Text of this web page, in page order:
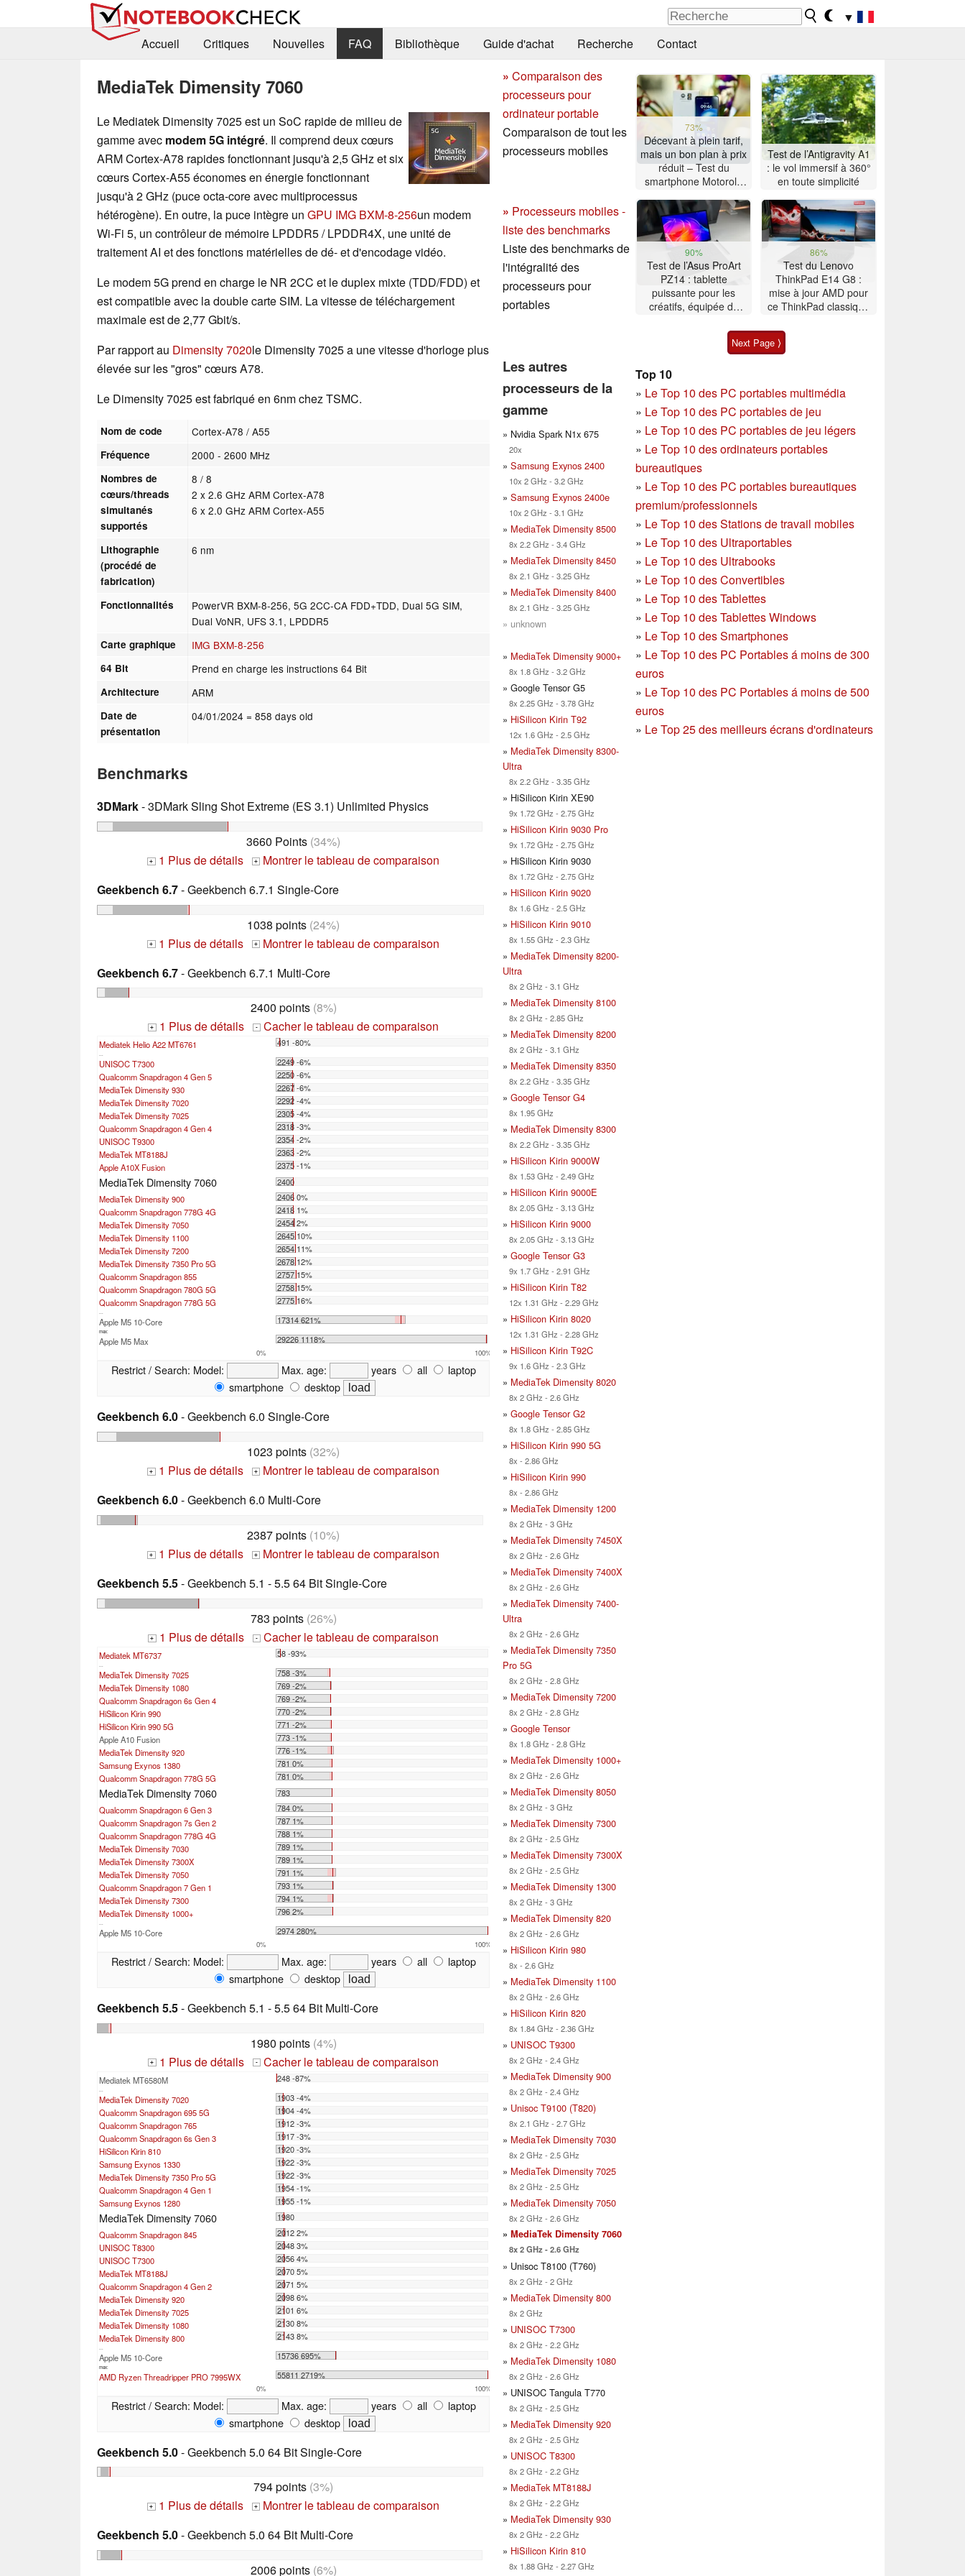
▼
Accueil
Critiques Nouvelles FAQ Bibliothèque Guide d'achat Recherche Contact
MediaTek Dimensity 7060
Le Mediatek Dimensity 7025 est un SoC rapide de milieu de
gamme avec modem 5G intégré. Il comprend deux cœurs
ARM Cortex-A78 rapides fonctionnant jusqu'à 2,5 GHz et six
cœurs Cortex-A55 économes en énergie fonctionnant
jusqu'à 2 GHz (puce octa-core avec multiprocessus
hétérogène). En outre, la puce intègre un GPU IMG BXM-8-256un modem
Wi-Fi 5, un contrôleur de mémoire LPDDR5 / LPDDR4X, une unité de
traitement AI et des fonctions matérielles de dé- et d'encodage vidéo.
Le modem 5G prend en charge le NR 2CC et le duplex mixte (TDD/FDD) et
est compatible avec la double carte SIM. La vitesse de téléchargement
maximale est de 2,77 Gbit/s.
Par rapport au Dimensity 7020le Dimensity 7025 a une vitesse d'horloge plus
élevée sur les "gros" cœurs A78.
Le Dimensity 7025 est fabriqué en 6nm chez TSMC.
Nom de code Cortex-A78 / A55
Fréquence 2000 - 2600 MHz
Nombres de
cœurs/threads
simultanés
supportés
8 / 8
2 x 2.6 GHz ARM Cortex-A78
6 x 2.0 GHz ARM Cortex-A55
Lithographie
(procédé de
fabrication)
6 nm
Fonctionnalités
PowerVR BXM-8-256, 5G 2CC-CA FDD+TDD, Dual 5G SIM,
Dual VoNR, UFS 3.1, LPDDR5
Carte graphique IMG BXM-8-256
64 Bit Prend en charge les instructions 64 Bit
Architecture ARM
Date de
présentation
04/01/2024 = 858 days old
Benchmarks
3DMark- 3DMark Sling Shot Extreme (ES 3.1) Unlimited Physics
3660 Points (34%)
+ 1 Plus de détails +
Montrer le tableau de comparaison
Geekbench 6.7- Geekbench 6.7.1 Single-Core
1038 points (24%)
+ 1 Plus de détails +
Montrer le tableau de comparaison
Geekbench 6.7- Geekbench 6.7.1 Multi-Core
2400 points(8%)
+ 1 Plus de détails - Cacher le tableau de comparaison
Mediatek Helio A22 MT6761 491 -80%
...
UNISOC T7300
2249 -6%
Qualcomm Snapdragon 4 Gen 5
2250 -6%
MediaTek Dimensity 930
2267 -6%
MediaTek Dimensity 7020
2292 -4%
MediaTek Dimensity 7025
2305 -4%
Qualcomm Snapdragon 4 Gen 4
2318 -3%
UNISOC T9300
2354 -2%
MediaTek MT8188J
2363 -2%
Apple A10X Fusion
2375 -1%
MediaTek Dimensity 7060
2400
MediaTek Dimensity 900
2406 0%
Qualcomm Snapdragon 778G 4G
2418 1%
MediaTek Dimensity 7050
2454 2%
MediaTek Dimensity 1100
2645 10%
MediaTek Dimensity 7200
2654 11%
MediaTek Dimensity 7350 Pro 5G
2678 12%
Qualcomm Snapdragon 855
2757 15%
Qualcomm Snapdragon 780G 5G
2758 15%
Qualcomm Snapdragon 778G 5G
2775 16%
...
Apple M5 10-Core 17314 621%
max:
Apple M5 Max 29226 1118%
0% 100%
Restrict / Search: Model: Max. age: years all
laptop
smartphone
desktop
Geekbench 6.0- Geekbench 6.0 Single-Core
1023 points (32%)
+ 1 Plus de détails +
Montrer le tableau de comparaison
Geekbench 6.0- Geekbench 6.0 Multi-Core
2387 points (10%)
+ 1 Plus de détails +
Montrer le tableau de comparaison
Geekbench 5.5- Geekbench 5.1 - 5.5 64 Bit Single-Core
783 points(26%)
+ 1 Plus de détails - Cacher le tableau de comparaison
Mediatek MT6737 58 -93%
MediaTek Dimensity 7025
758 -3%
MediaTek Dimensity 1080
769 -2%
Qualcomm Snapdragon 6s Gen 4
769 -2%
HiSilicon Kirin 990
770 -2%
HiSilicon Kirin 990 5G
771 -2%
Apple A10 Fusion
773 -1%
MediaTek Dimensity 920
776 -1%
Samsung Exynos 1380
781 0%
Qualcomm Snapdragon 778G 5G
781 0%
MediaTek Dimensity 7060
783
Qualcomm Snapdragon 6 Gen 3
784 0%
Qualcomm Snapdragon 7s Gen 2
787 1%
Qualcomm Snapdragon 778G 4G
788 1%
MediaTek Dimensity 7030
789 1%
MediaTek Dimensity 7300X
789 1%
MediaTek Dimensity 7050
791 1%
Qualcomm Snapdragon 7 Gen 1
793 1%
MediaTek Dimensity 7300
794 1%
MediaTek Dimensity 1000+
796 2%
Apple M5 10-Core 2974 280%
0% 100%
Restrict / Search: Model: Max. age: years all
laptop
smartphone
desktop
Geekbench 5.5- Geekbench 5.1 - 5.5 64 Bit Multi-Core
1980 points(4%)
+ 1 Plus de détails - Cacher le tableau de comparaison
Mediatek MT6580M 248 -87%
MediaTek Dimensity 7020
1903 -4%
Qualcomm Snapdragon 695 5G
1904 -4%
Qualcomm Snapdragon 765
1912 -3%
Qualcomm Snapdragon 6s Gen 3
1917 -3%
HiSilicon Kirin 810
1920 -3%
Samsung Exynos 1330
1922 -3%
MediaTek Dimensity 7350 Pro 5G
1922 -3%
Qualcomm Snapdragon 4 Gen 1
1954 -1%
Samsung Exynos 1280
1955 -1%
MediaTek Dimensity 7060
1980
Qualcomm Snapdragon 845
2012 2%
UNISOC T8300
2048 3%
UNISOC T7300
2056 4%
MediaTek MT8188J
2070 5%
Qualcomm Snapdragon 4 Gen 2
2071 5%
MediaTek Dimensity 920
2098 6%
MediaTek Dimensity 7025
2101 6%
MediaTek Dimensity 1080
2130 8%
MediaTek Dimensity 800
2143 8%
Apple M5 10-Core 15736 695%
max:
AMD Ryzen Threadripper PRO 7995WX 55811 2719%
0% 100%
Restrict / Search: Model: Max. age: years all
laptop
smartphone
desktop
Geekbench 5.0- Geekbench 5.0 64 Bit Single-Core
794 points (3%)
+ 1 Plus de détails +
Montrer le tableau de comparaison
Geekbench 5.0- Geekbench 5.0 64 Bit Multi-Core
2006 points(6%)
» Comparaison des
processeurs pour
ordinateur portable
Comparaison de tout les
processeurs mobiles
» Processeurs mobiles -
liste des benchmarks
Liste des benchmarks de
l'intégralité des
processeurs pour
portables
Les autres
processeurs de la
gamme
» Nvidia Spark N1x 675
20x
» Samsung Exynos 2400
10x 2 GHz - 3.2 GHz
» Samsung Exynos 2400e
10x 2 GHz - 3.1 GHz
» MediaTek Dimensity 8500
8x 2.2 GHz - 3.4 GHz
» MediaTek Dimensity 8450
8x 2.1 GHz - 3.25 GHz
» MediaTek Dimensity 8400
8x 2.1 GHz - 3.25 GHz
» unknown
» MediaTek Dimensity 9000+
8x 1.8 GHz - 3.2 GHz
» Google Tensor G5
8x 2.25 GHz - 3.78 GHz
» HiSilicon Kirin T92
12x 1.6 GHz - 2.5 GHz
» MediaTek Dimensity 8300-
Ultra
8x 2.2 GHz - 3.35 GHz
» HiSilicon Kirin XE90
9x 1.72 GHz - 2.75 GHz
» HiSilicon Kirin 9030 Pro
9x 1.72 GHz - 2.75 GHz
» HiSilicon Kirin 9030
8x 1.72 GHz - 2.75 GHz
» HiSilicon Kirin 9020
8x 1.6 GHz - 2.5 GHz
» HiSilicon Kirin 9010
8x 1.55 GHz - 2.3 GHz
» MediaTek Dimensity 8200-
Ultra
8x 2 GHz - 3.1 GHz
» MediaTek Dimensity 8100
8x 2 GHz - 2.85 GHz
» MediaTek Dimensity 8200
8x 2 GHz - 3.1 GHz
» MediaTek Dimensity 8350
8x 2.2 GHz - 3.35 GHz
» Google Tensor G4
8x 1.95 GHz
» MediaTek Dimensity 8300
8x 2.2 GHz - 3.35 GHz
» HiSilicon Kirin 9000W
8x 1.53 GHz - 2.49 GHz
» HiSilicon Kirin 9000E
8x 2.05 GHz - 3.13 GHz
» HiSilicon Kirin 9000
8x 2.05 GHz - 3.13 GHz
» Google Tensor G3
9x 1.7 GHz - 2.91 GHz
» HiSilicon Kirin T82
12x 1.31 GHz - 2.29 GHz
» HiSilicon Kirin 8020
12x 1.31 GHz - 2.28 GHz
» HiSilicon Kirin T92C
9x 1.6 GHz - 2.3 GHz
» MediaTek Dimensity 8020
8x 2 GHz - 2.6 GHz
» Google Tensor G2
8x 1.8 GHz - 2.85 GHz
» HiSilicon Kirin 990 5G
8x - 2.86 GHz
» HiSilicon Kirin 990
8x - 2.86 GHz
» MediaTek Dimensity 1200
8x 2 GHz - 3 GHz
» MediaTek Dimensity 7450X
8x 2 GHz - 2.6 GHz
» MediaTek Dimensity 7400X
8x 2 GHz - 2.6 GHz
» MediaTek Dimensity 7400-
Ultra
8x 2 GHz - 2.6 GHz
» MediaTek Dimensity 7350
Pro 5G
8x 2 GHz - 2.8 GHz
» MediaTek Dimensity 7200
8x 2 GHz - 2.8 GHz
» Google Tensor
8x 1.8 GHz - 2.8 GHz
» MediaTek Dimensity 1000+
8x 2 GHz - 2.6 GHz
» MediaTek Dimensity 8050
8x 2 GHz - 3 GHz
» MediaTek Dimensity 7300
8x 2 GHz - 2.5 GHz
» MediaTek Dimensity 7300X
8x 2 GHz - 2.5 GHz
» MediaTek Dimensity 1300
8x 2 GHz - 3 GHz
» MediaTek Dimensity 820
8x 2 GHz - 2.6 GHz
» HiSilicon Kirin 980
8x - 2.6 GHz
» MediaTek Dimensity 1100
8x 2 GHz - 2.6 GHz
» HiSilicon Kirin 820
8x 1.84 GHz - 2.36 GHz
» UNISOC T9300
8x 2 GHz - 2.4 GHz
» MediaTek Dimensity 900
8x 2 GHz - 2.4 GHz
» Unisoc T9100 (T820)
8x 2.1 GHz - 2.7 GHz
» MediaTek Dimensity 7030
8x 2 GHz - 2.5 GHz
» MediaTek Dimensity 7025
8x 2 GHz - 2.5 GHz
» MediaTek Dimensity 7050
8x 2 GHz - 2.6 GHz
» MediaTek Dimensity 7060
8x 2 GHz - 2.6 GHz
» Unisoc T8100 (T760)
8x 2 GHz - 2 GHz
» MediaTek Dimensity 800
8x 2 GHz
» UNISOC T7300
8x 2 GHz - 2.2 GHz
» MediaTek Dimensity 1080
8x 2 GHz - 2.6 GHz
» UNISOC Tangula T770
8x 2 GHz - 2.5 GHz
» MediaTek Dimensity 920
8x 2 GHz - 2.5 GHz
» UNISOC T8300
8x 2 GHz - 2.2 GHz
» MediaTek MT8188J
8x 2 GHz - 2.2 GHz
» MediaTek Dimensity 930
8x 2 GHz - 2.2 GHz
» HiSilicon Kirin 810
8x 1.88 GHz - 2.27 GHz
73%
Décevant à plein tarif,
mais un bon plan à prix
réduit – Test du
smartphone Motorola
Test de l’Antigravity A1
: le vol immersif à 360°
en toute simplicité
90%
Test de l’Asus ProArt
PZ14 : tablette
puissante pour les
créatifs, équipée du
86%
Test du Lenovo
ThinkPad E14 G8 :
mise à jour AMD pour
ce ThinkPad classique
Next Page ⟩
Top 10
» Le Top 10 des PC portables multimédia
» Le Top 10 des PC portables de jeu
» Le Top 10 des PC portables de jeu légers
» Le Top 10 des ordinateurs portables
bureautiques
» Le Top 10 des PC portables bureautiques
premium/professionnels
» Le Top 10 des Stations de travail mobiles
» Le Top 10 des Ultraportables
» Le Top 10 des Ultrabooks
» Le Top 10 des Convertibles
» Le Top 10 des Tablettes
» Le Top 10 des Tablettes Windows
» Le Top 10 des Smartphones
» Le Top 10 des PC Portables á moins de 300
euros
» Le Top 10 des PC Portables á moins de 500
euros
» Le Top 25 des meilleurs écrans d'ordinateurs